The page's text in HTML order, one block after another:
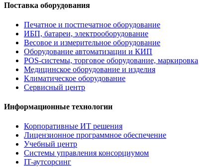
Поставка оборудования
Печатное и постпечатное оборудование
ИБП, батареи, электрооборудование
Весовое и измерительное оборудование
Оборудование автоматизации и КИП
POS-системы, торговое оборудование, маркировка
Медицинское оборудование и изделия
Климатическое оборудование
Сервисный центр
Информационные технологии
Корпоративные ИТ решения
Лицензионное программное обеспечение
Учебный центр
Системы управления консорциумом
IT-аутсорсинг